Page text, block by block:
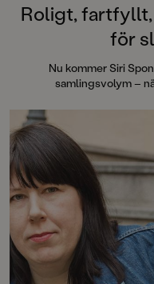
Roligt,
för
Nu kommer Siri
samlingsvolym –